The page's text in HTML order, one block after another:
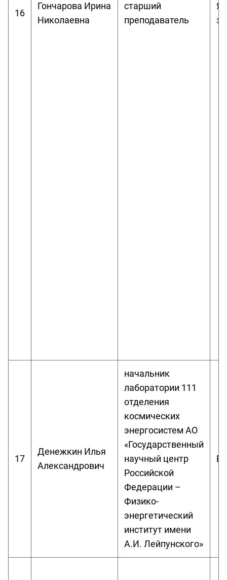
16
Гончарова Ирина
Николаевна
старший
преподаватель
17
Денежкин Илья
Александрович
начальник
лаборатории 111
отделения
космических
энергосистем АО
«Государственный
научный центр
Российской
Федерации –
Физико-
энергетический
институт имени
А.И. Лейпунского»